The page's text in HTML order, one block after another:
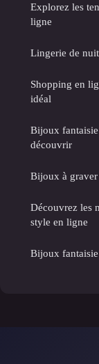
Explorez les
ligne
Lingerie de
Shopping en
idéal
Bijoux
découvrir
Bijoux à graver
Découvrez les
style en ligne
Bijoux